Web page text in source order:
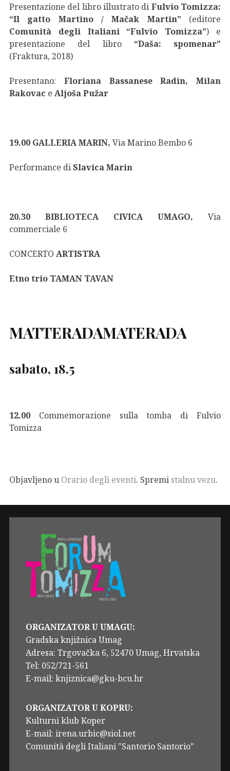
Presentazione del libro illustrato di Fulvio Tomizza:
“Il gatto Martino / Mačak Martin” (editore
Comunità degli Italiani “Fulvio Tomizza”)
e
presentazione del libro
“Daša: spomenar”
(Fraktura, 2018)
Presentano: Floriana Bassanese Radin, Milan
Rakovac e Aljoša Pužar
19.00 GALLERIA MARIN, Via Marino Bembo 6
Performance di Slavica Marin
20.30 BIBLIOTECA CIVICA UMAGO, Via
commerciale 6
CONCERTO ARTISTRA
Etno trio TAMAN TAVAN
MATTERADAMATERADA
sabato, 18.5
12.00 Commemorazione sulla tomba di Fulvio
Tomizza
Objavljeno u Orario degli eventi. Spremi stalnu vezu.
ORGANIZATOR U UMAGU:
Gradska knjižnica Umag
Adresa: Trgovačka 6, 52470 Umag, Hrvatska
Tel: 052/721-561
E-mail: knjiznica@gku-bcu.hr
ORGANIZATOR U KOPRU:
Kulturni klub Koper
E-mail: irena.urbic@siol.net
Comunità degli Italiani "Santorio Santorio"